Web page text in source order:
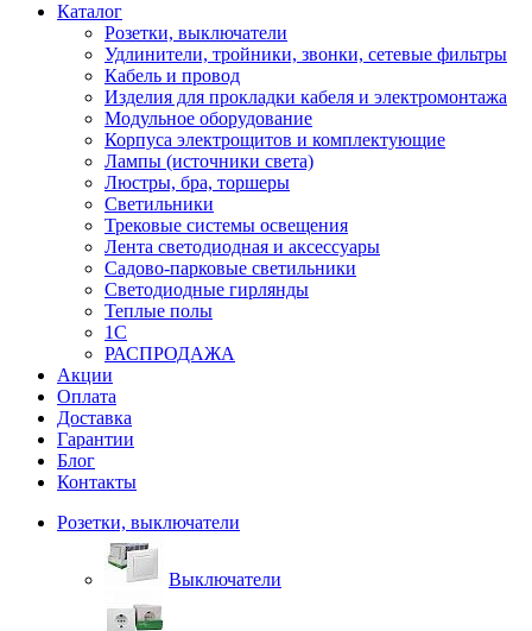
Каталог
Розетки, выключатели
Удлинители, тройники, звонки, сетевые фильтры
Кабель и провод
Изделия для прокладки кабеля и электромонтажа
Модульное оборудование
Корпуса электрощитов и комплектующие
Лампы (источники света)
Люстры, бра, торшеры
Светильники
Трековые системы освещения
Лента светодиодная и аксессуары
Садово-парковые светильники
Светодиодные гирлянды
Теплые полы
1С
РАСПРОДАЖА
Акции
Оплата
Доставка
Гарантии
Блог
Контакты
Розетки, выключатели
Выключатели